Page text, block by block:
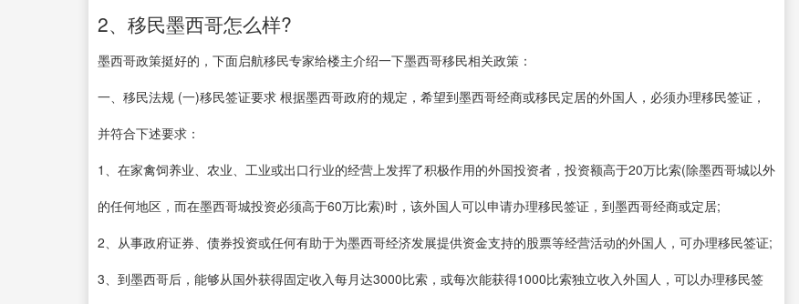
2、移民墨西哥怎么样?
墨西哥政策挺好的，下面启航移民专家给楼主介绍一下墨西哥移民相关政策：
一、移民法规 (一)移民签证要求 根据墨西哥政府的规定，希望到墨西哥经商或移民定居的外国人，必须办理移民签证，
并符合下述要求：
1、在家禽饲养业、农业、工业或出口行业的经营上发挥了积极作用的外国投资者，投资额高于20万比索(除墨西哥城以外
的任何地区，而在墨西哥城投资必须高于60万比索)时，该外国人可以申请办理移民签证，到墨西哥经商或定居;
2、从事政府证券、债券投资或任何有助于为墨西哥经济发展提供资金支持的股票等经营活动的外国人，可办理移民签证;
3、到墨西哥后，能够从国外获得固定收入每月达3000比索，或每次能获得1000比索独立收入外国人，可以办理移民签